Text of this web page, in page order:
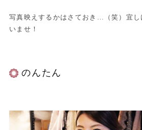
写真映えするかはさておき…（笑）宜し
いませ！
のんたん